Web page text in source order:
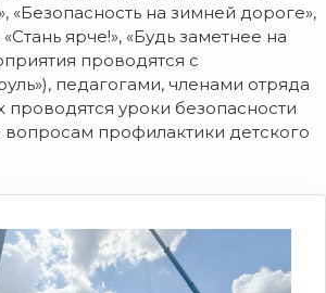
«Безопасность на зимней дороге»,
ярче!», «Будь заметнее на
проводятся с
педагогами, членами отряда
уроки безопасности
профилактики детского